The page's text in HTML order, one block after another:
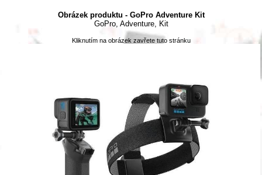
Obrázek produktu - GoPro Adventure Kit
GoPro, Adventure, Kit
Kliknutím na obrázek zavřete tuto stránku